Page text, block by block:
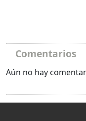
Comentarios
Aún no hay